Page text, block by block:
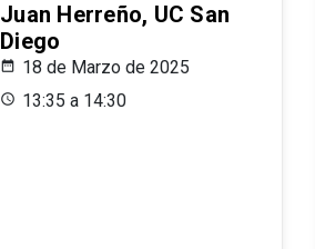
Juan Herreño, UC San
Diego
18 de Marzo de 2025
13:35 a 14:30